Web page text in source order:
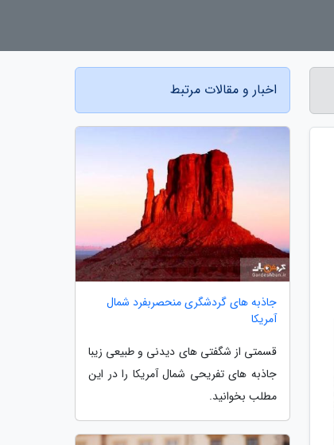
اخبار و مقالات مرتبط
جاذبه های گردشگری منحصربفرد شمال
آمریکا
قسمتی از شگفتی های دیدنی و طبیعی زیبا
جاذبه های تفریحی شمال آمریکا را در این
مطلب بخوانید.